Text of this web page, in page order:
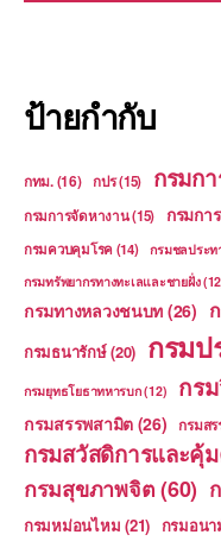
ป้ายกำกับ
กทม.(16) กปร(15) กรมก
กรมการจัดหางาน(15) กรมกา
กรมควบคุมโรค (14) กรมชลประท
กรมทรัพยากรทางทะเลและชายฝั่ง
กรมทางหลวงชนบท (26)
กรมธนารักษ์(20) กรมป
กรมยุทธโยธาทหารบก(12) กร
กรมสรรพสามิต (26) กรมส
กรมสวัสดิการและคุ้
กรมสุขภาพจิต(60)
กรมหม่อนไหม (21) กรมอนา